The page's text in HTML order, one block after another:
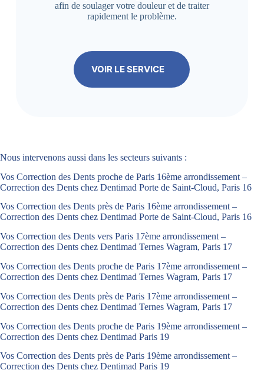
afin de soulager votre douleur et de traiter
rapidement le problème.
VOIR LE SERVICE
Nous intervenons aussi dans les secteurs suivants :
Vos Correction des Dents proche de Paris 16ème arrondissement –
Correction des Dents chez Dentimad Porte de Saint-Cloud, Paris 16
Vos Correction des Dents près de Paris 16ème arrondissement –
Correction des Dents chez Dentimad Porte de Saint-Cloud, Paris 16
Vos Correction des Dents vers Paris 17ème arrondissement –
Correction des Dents chez Dentimad Ternes Wagram, Paris 17
Vos Correction des Dents proche de Paris 17ème arrondissement –
Correction des Dents chez Dentimad Ternes Wagram, Paris 17
Vos Correction des Dents près de Paris 17ème arrondissement –
Correction des Dents chez Dentimad Ternes Wagram, Paris 17
Vos Correction des Dents proche de Paris 19ème arrondissement –
Correction des Dents chez Dentimad Paris 19
Vos Correction des Dents près de Paris 19ème arrondissement –
Correction des Dents chez Dentimad Paris 19